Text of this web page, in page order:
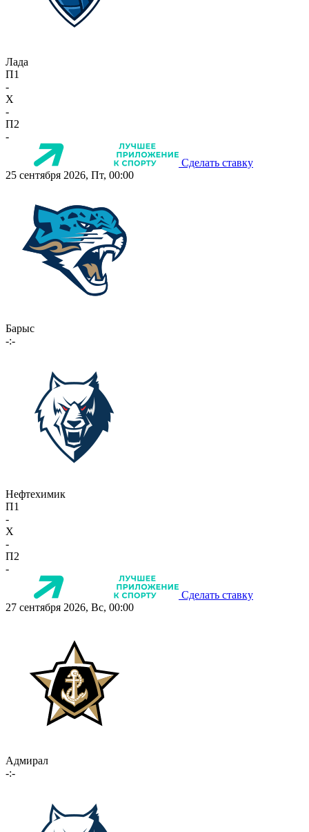
Лада
П1
-
X
-
П2
-
Сделать ставку
25 сентября 2026, Пт, 00:00
Барыс
-:-
Нефтехимик
П1
-
X
-
П2
-
Сделать ставку
27 сентября 2026, Вс, 00:00
Адмирал
-:-